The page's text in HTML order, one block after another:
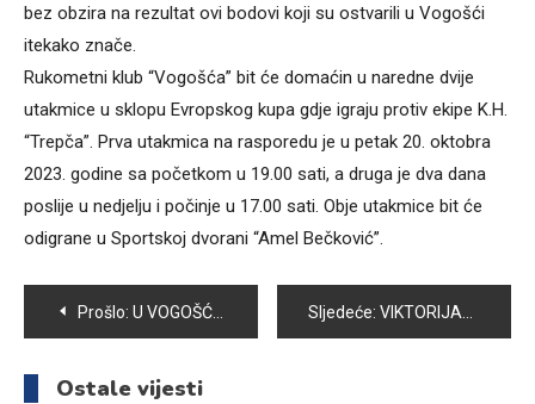
bez obzira na rezultat ovi bodovi koji su ostvarili u Vogošći
itekako znače.
Rukometni klub “Vogošća” bit će domaćin u naredne dvije
utakmice u sklopu Evropskog kupa gdje igraju protiv ekipe K.H.
“Trepča”. Prva utakmica na rasporedu je u petak 20. oktobra
2023. godine sa početkom u 19.00 sati, a druga je dva dana
poslije u nedjelju i počinje u 17.00 sati. Obje utakmice bit će
odigrane u Sportskoj dvorani “Amel Bečković”.
Navigacija
članaka
Prošlo: U VOGOŠĆI OTVORENA IZLOŽBA “DIPLOMATSKI PUT ALIJE IZETBEGOVIĆA” Sljedeće: VIKTORIJANCI IZVRSNI I U ZENICI, PREGRŠT MEDALJA NA “START OPEN 2023”
Ostale vijesti